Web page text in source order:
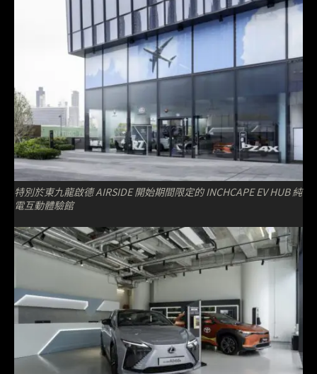
特別於東九龍啟德 AIRSIDE 開始期間限定的 INCHCAPE EV HUB 純
電互動體驗館